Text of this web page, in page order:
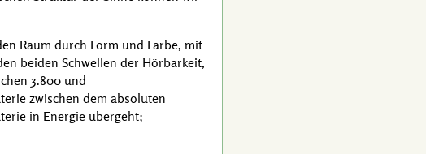
Raum durch Form und Farbe, mit
beiden Schwellen der Hörbarkeit,
3.800 und
zwischen dem absoluten
in Energie übergeht;